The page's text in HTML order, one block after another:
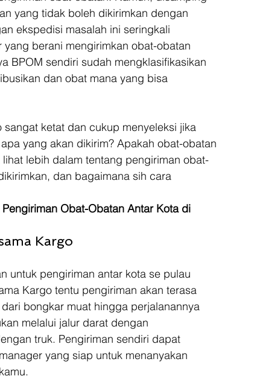
yang tidak boleh dikirimkan dengan
ekspedisi masalah ini seringkali
berani mengirimkan obat-obatan
BPOM sendiri sudah mengklasifikasikan
dan obat mana yang bisa
ketat dan cukup menyeleksi jika
yang akan dikirim? Apakah obat-obatan
lebih dalam tentang pengiriman obat-
dan bagaimana sih cara
Pengiriman Obat-Obatan Antar Kota di
Kargo
untuk pengiriman antar kota se pulau
Kargo tentu pengiriman akan terasa
bongkar muat hingga perjalanannya
melalui jalur darat dengan
truk. Pengiriman sendiri dapat
yang siap untuk menanyakan